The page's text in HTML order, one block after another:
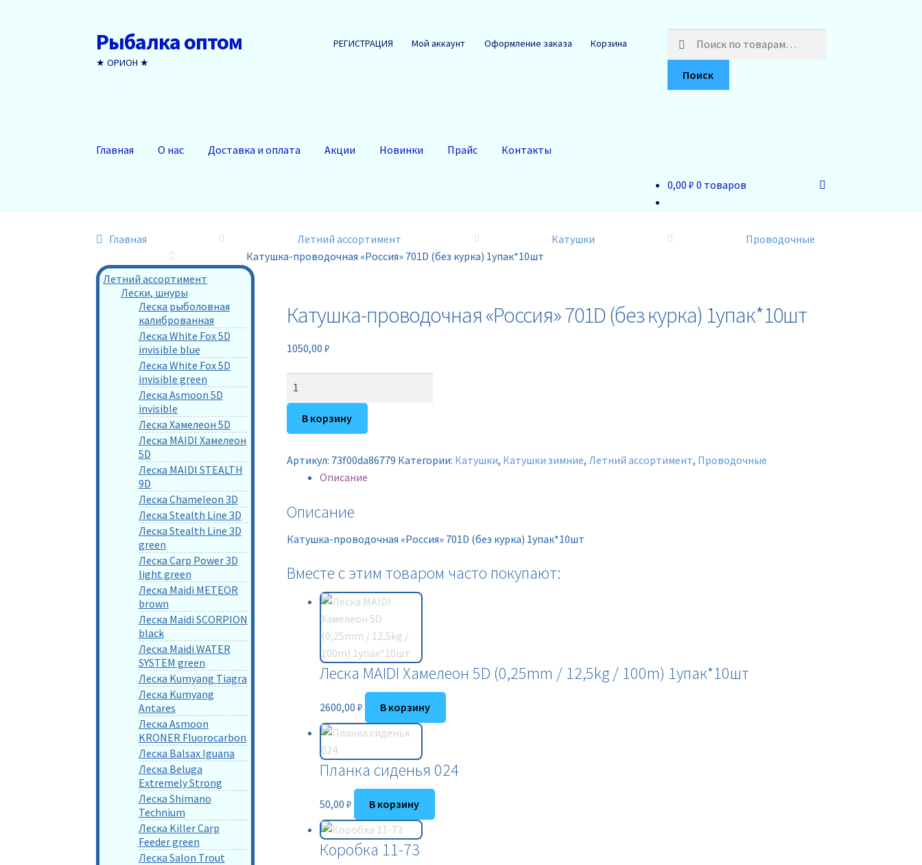
Перейти
к
навигации
Перейти
к
содержимому
Рыбалка оптом
★ ОРИОН ★
РЕГИСТРАЦИЯ Мой аккаунт Оформление заказа Корзина
Поиск
Главная О нас Доставка и оплата Акции Новинки Прайс Контакты
0,00 ₽ 0 товаров
Главная Летний ассортимент Катушки
Проводочные
Катушка-проводочная «Россия» 701D (без курка) 1упак*10шт
Катушка-проводочная «Россия» 701D (без курка) 1упак*10шт
1050,00 ₽
Катушка-
проводочная
701D
1упак*10шт
В корзину
Артикул: 73f00da86779 Категории: Катушки, Катушки зимние, Летний ассортимент, Проводочные
Описание
Описание
Катушка-проводочная «Россия» 701D (без курка) 1упак*10шт
Вместе с этим товаром часто покупают:
Леска MAIDI Хамелеон 5D (0,25mm / 12,5kg / 100m) 1упак*10шт
2600,00 ₽ В корзину
Планка сиденья 024
50,00 ₽ В корзину
Коробка 11-73
Летний ассортимент
Лески, шнуры
Леска рыболовная
калиброванная
Леска White Fox 5D
invisible blue
Леска White Fox 5D
invisible green
Леска Asmoon 5D
invisible
Леска Хамелеон 5D
Леска MAIDI Хамелеон
5D
Леска MAIDI STEALTH
9D
Леска Chameleon 3D
Леска Stealth Line 3D
Леска Stealth Line 3D
green
Леска Carp Power 3D
light green
Леска Maidi METEOR
brown
Леска Maidi SCORPION
black
Леска Maidi WATER
SYSTEM green
Леска Kumyang Tiagra
Леска Kumyang
Antares
Леска Asmoon
KRONER Fluorocarbon
Леска Balsax Iguana
Леска Beluga
Extremely Strong
Леска Shimano
Technium
Леска Killer Carp
Feeder green
Леска Salon Trout